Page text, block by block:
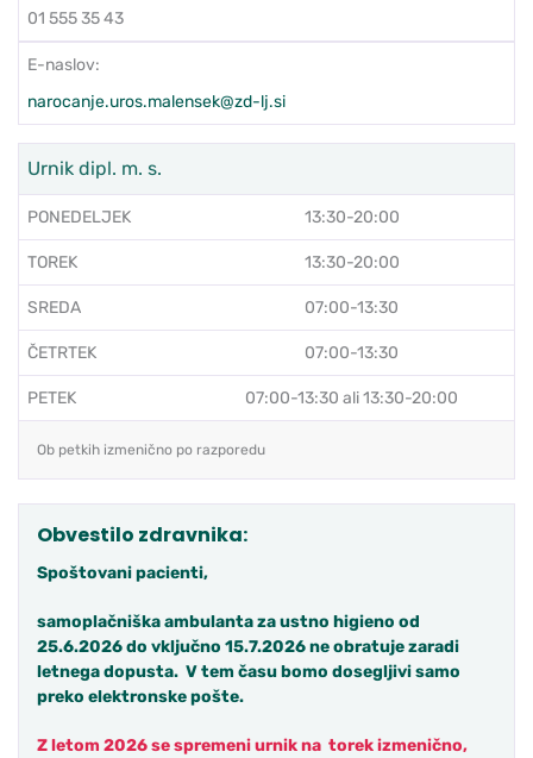
01 555 35 43
E-naslov:
narocanje.uros.malensek@zd-lj.si
Urnik dipl. m. s.
PONEDELJEK 13:30-20:00
TOREK 13:30-20:00
SREDA 07:00-13:30
ČETRTEK 07:00-13:30
PETEK 07:00-13:30 ali 13:30-20:00
Ob petkih izmenično po razporedu
Obvestilo zdravnika:
Spoštovani pacienti,
samoplačniška ambulanta za ustno higieno od
25.6.2026 do vključno 15.7.2026 ne obratuje zaradi
letnega dopusta. V tem času bomo dosegljivi samo
preko elektronske pošte.
Z letom 2026 se spremeni urnik na torek izmenično,